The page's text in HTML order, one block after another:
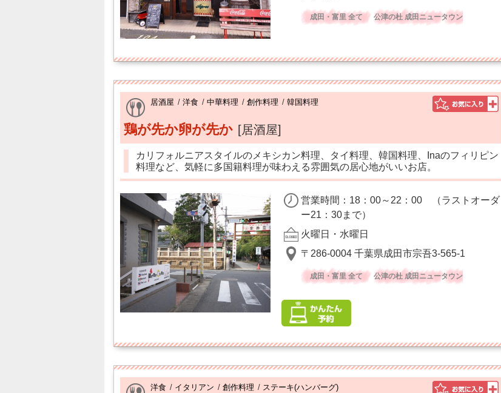
成田・富里 全て 公津の杜 成田ニュータウン
居酒屋 / 洋食 / 中華料理 / 創作料理 / 韓国料理
鶏が先か卵が先か [居酒屋]
カリフォルニアスタイルのメキシカン料理、タイ料理、韓国料理、Inaのフィリピン
料理など、気軽に多国籍料理が味わえる雰囲気の居心地がいいお店。
営業時間：18：00～22：00 （ラストオーダ
ー21：30まで）
火曜日・水曜日
〒286-0004 千葉県成田市宗吾3-565-1
成田・富里 全て 公津の杜 成田ニュータウン
洋食 / イタリアン / 創作料理 / ステーキ(ハンバーグ)